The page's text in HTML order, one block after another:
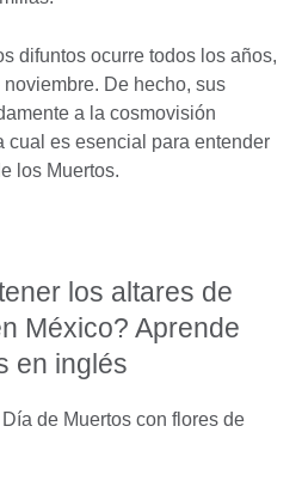
difuntos ocurre todos los años,
De hecho, sus
a la cosmovisión
cual es esencial para entender
los Muertos.
los altares de
México? Aprende
en inglés